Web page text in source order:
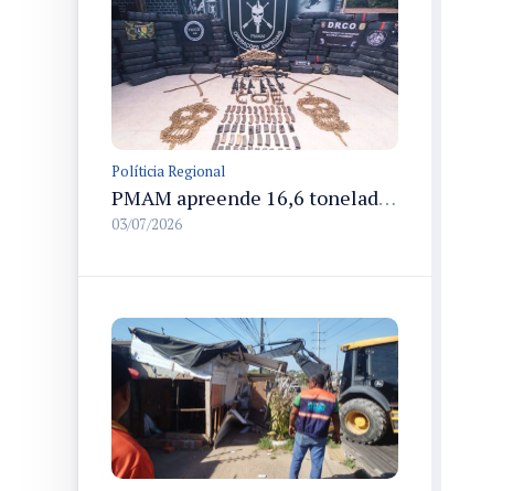
Políticia Regional
PMAM apreende 16,6 toneladas de entorpecentes e registra aumento nas prisões em flagrante e nas capturas de foragidos no primeiro semestre de 2026
03/07/2026